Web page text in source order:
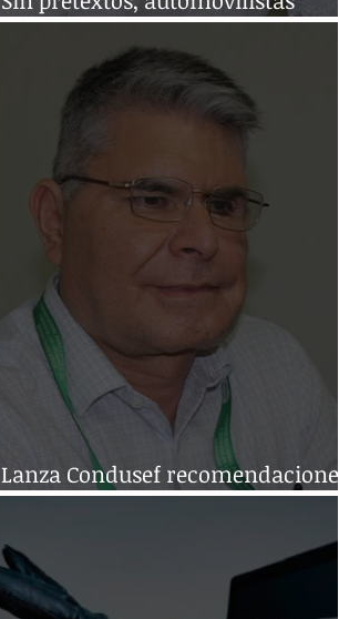
tienen que tener seguro
Lanza Condusef recomendaciones
para tener un “Buen Fin”